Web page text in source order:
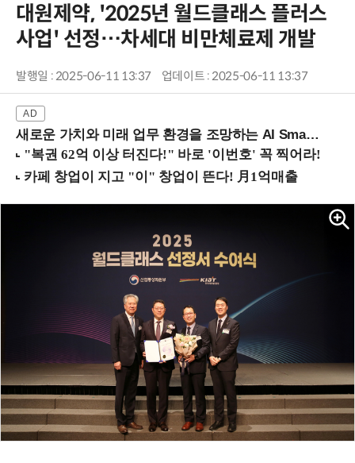
대원제약, '2025년 월드클래스 플러스
사업' 선정…차세대 비만체료제 개발
발행일 : 2025-06-11 13:37 업데이트 : 2025-06-11 13:37
새로운 가치와 미래 업무 환경을 조망하는 AI Smart Work Summit 2026 (9/11 코엑스)